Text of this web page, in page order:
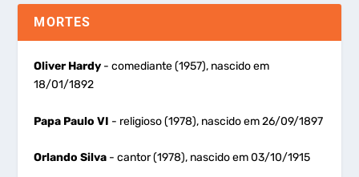
MORTES
Oliver Hardy - comediante (1957), nascido em
18/01/1892
Papa Paulo VI - religioso (1978), nascido em 26/09/1897
Orlando Silva - cantor (1978), nascido em 03/10/1915